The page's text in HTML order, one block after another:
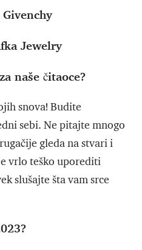
Jewelry
naše čitaoce?
snova! Budite
sebi. Ne pitajte mnogo
gleda na stvari i
vrlo teško uporediti
slušajte šta vam srce